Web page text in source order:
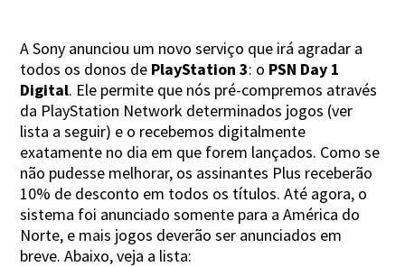
A Sony anunciou um novo serviço que irá agradar a
todos os donos de PlayStation 3: o PSN Day 1
Digital. Ele permite que nós pré-compremos através
da PlayStation Network determinados jogos (ver
lista a seguir) e o recebemos digitalmente
exatamente no dia em que forem lançados. Como se
não pudesse melhorar, os assinantes Plus receberão
10% de desconto em todos os títulos. Até agora, o
sistema foi anunciado somente para a América do
Norte, e mais jogos deverão ser anunciados em
breve. Abaixo, veja a lista: